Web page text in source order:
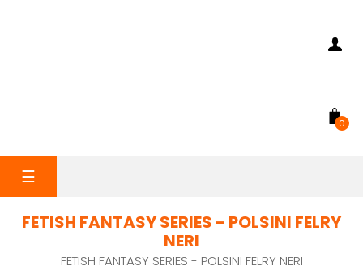
0
navigazione
☰
FETISH FANTASY SERIES - POLSINI FELRY
NERI
FETISH FANTASY SERIES - POLSINI FELRY NERI